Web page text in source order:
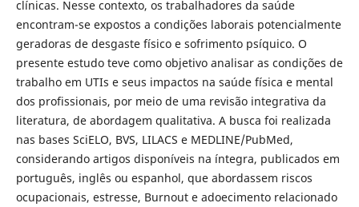
clínicas. Nesse contexto, os trabalhadores da saúde
encontram-se expostos a condições laborais potencialmente
geradoras de desgaste físico e sofrimento psíquico. O
presente estudo teve como objetivo analisar as condições de
trabalho em UTIs e seus impactos na saúde física e mental
dos profissionais, por meio de uma revisão integrativa da
literatura, de abordagem qualitativa. A busca foi realizada
nas bases SciELO, BVS, LILACS e MEDLINE/PubMed,
considerando artigos disponíveis na íntegra, publicados em
português, inglês ou espanhol, que abordassem riscos
ocupacionais, estresse, Burnout e adoecimento relacionado